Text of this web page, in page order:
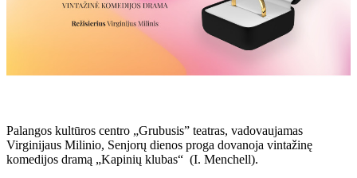
Palangos kultūros centro „Grubusis” teatras, vadovaujamas
Virginijaus Milinio, Senjorų dienos proga dovanoja vintažinę
komedijos dramą „Kapinių klubas“ (I. Menchell).